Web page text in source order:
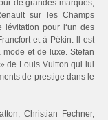
de grandes marques,
sur les Champs
lévitation pour l‘un des
et à Pékin. ll est
et de luxe. Stefan
de Louis Vuitton qui lui
de prestige dans le
Christian Fechner,